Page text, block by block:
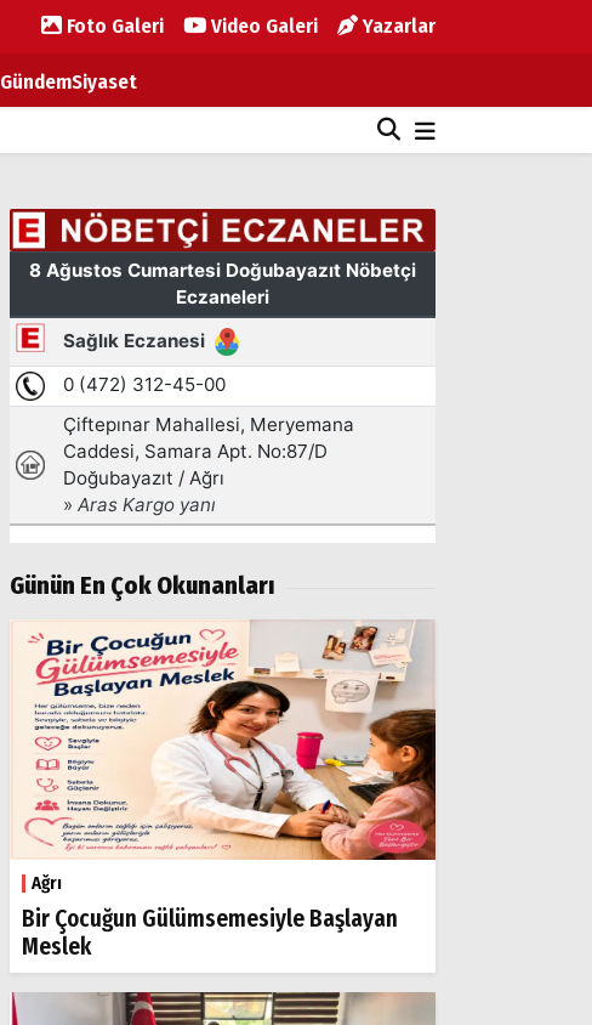
Foto Galeri Video Galeri Yazarlar
GündemSiyaset
Günün En Çok Okunanları
Ağrı
Bir Çocuğun Gülümsemesiyle Başlayan
Meslek